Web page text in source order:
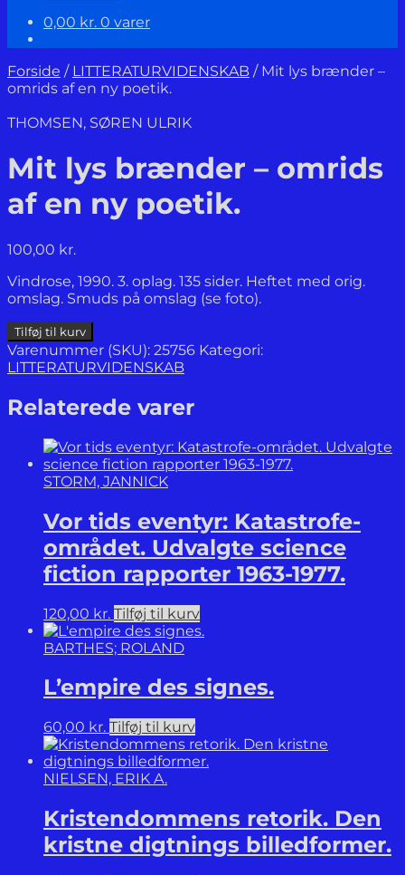
0,00 kr. 0 varer
Forside / LITTERATURVIDENSKAB / Mit lys brænder –
omrids af en ny poetik.
THOMSEN, SØREN ULRIK
Mit lys brænder – omrids
af en ny poetik.
100,00 kr.
Vindrose, 1990. 3. oplag. 135 sider. Heftet med orig.
omslag. Smuds på omslag (se foto).
Mit
lys
brænder
omrids
af
poetik.
Tilføj til kurv
Varenummer (SKU): 25756 Kategori:
LITTERATURVIDENSKAB
Relaterede varer
STORM, JANNICK
Vor tids eventyr: Katastrofe-
området. Udvalgte science
fiction rapporter 1963-1977.
120,00 kr. Tilføj til kurv
BARTHES; ROLAND
L’empire des signes.
60,00 kr. Tilføj til kurv
NIELSEN, ERIK A.
Kristendommens retorik. Den
kristne digtnings billedformer.